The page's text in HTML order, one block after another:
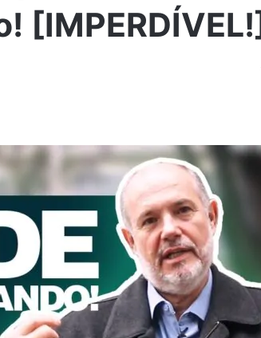
[IMPERDÍVEL!]